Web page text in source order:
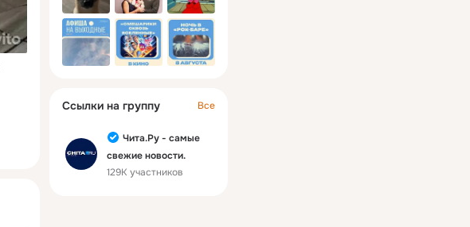
Ссылки на группу Все
Чита.Ру - самые
свежие новости.
129K участников